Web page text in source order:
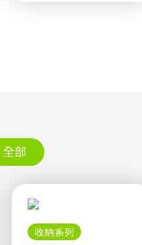
全部
收納系列